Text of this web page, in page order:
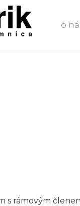
o
s rámovým